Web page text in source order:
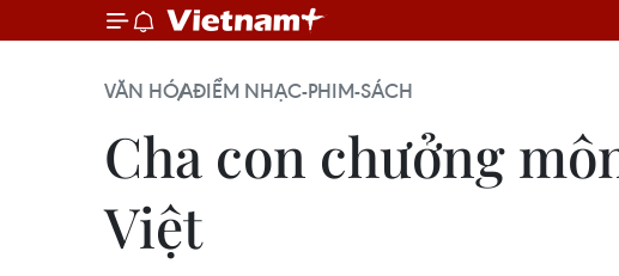
VĂN HÓAĐIỂM NHẠC-PHIM-SÁCH
Cha con chưởng
Việt